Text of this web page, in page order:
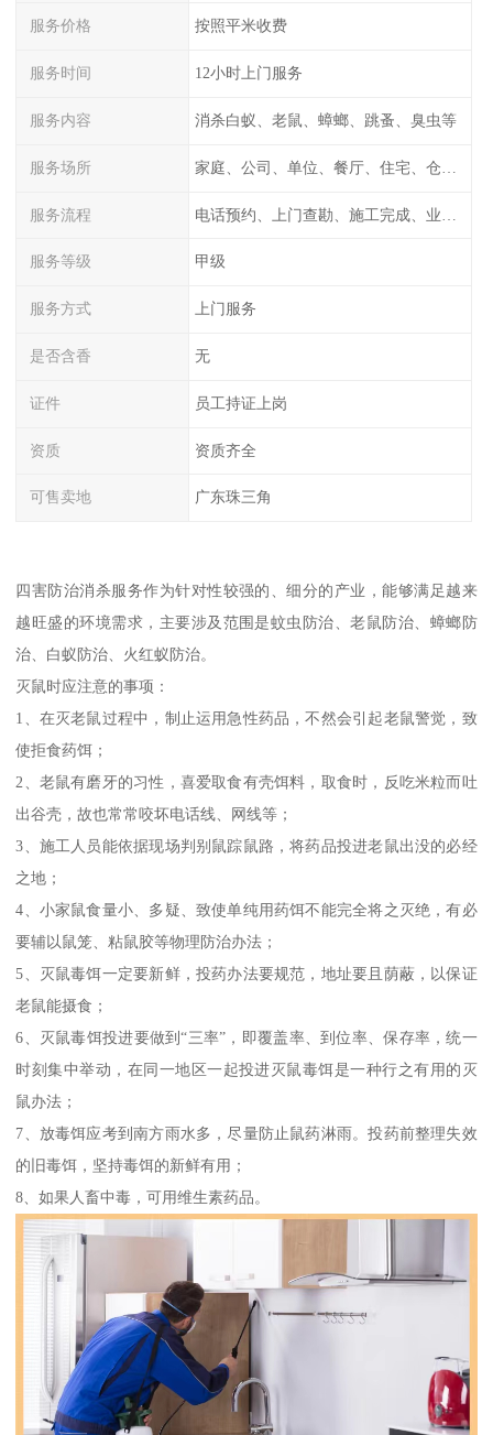
服务价格 按照平米收费
服务时间 12小时上门服务
服务内容 消杀白蚁、老鼠、蟑螂、跳蚤、臭虫等
服务场所
服务流程
服务等级 甲级
服务方式 上门服务
是否含香 无
证件 员工持证上岗
资质 资质齐全
可售卖地 广东珠三角
四害防治消杀服务作为针对性较强的、细分的产业，能够满足越来
越旺盛的环境需求，主要涉及范围是蚊虫防治、老鼠防治、蟑螂防
治、白蚁防治、火红蚁防治。
灭鼠时应注意的事项：
1、在灭老鼠过程中，制止运用急性药品，不然会引起老鼠警觉，致
使拒食药饵；
2、老鼠有磨牙的习性，喜爱取食有壳饵料，取食时，反吃米粒而吐
出谷壳，故也常常咬坏电话线、网线等；
3、施工人员能依据现场判别鼠踪鼠路，将药品投进老鼠出没的必经
之地；
4、小家鼠食量小、多疑、致使单纯用药饵不能完全将之灭绝，有必
要辅以鼠笼、粘鼠胶等物理防治办法；
5、灭鼠毒饵一定要新鲜，投药办法要规范，地址要且荫蔽，以保证
老鼠能摄食；
6、灭鼠毒饵投进要做到“三率”，即覆盖率、到位率、保存率，统一
时刻集中举动，在同一地区一起投进灭鼠毒饵是一种行之有用的灭
鼠办法；
7、放毒饵应考到南方雨水多，尽量防止鼠药淋雨。投药前整理失效
的旧毒饵，坚持毒饵的新鲜有用；
8、如果人畜中毒，可用维生素药品。